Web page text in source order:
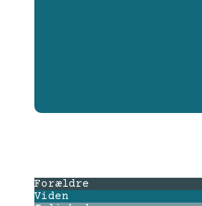
Forældre
Viden